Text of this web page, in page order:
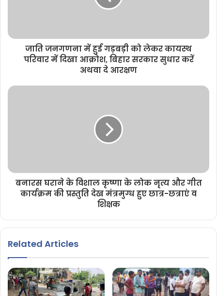
जाति जनगणना में हुई गड़बड़ी को लेकर कायस्थ
परिवार में दिखा आक्रोश, बिहार सरकार सुधार करें
अथवा दे आरक्षण
बनारस घराने के विशाल कृष्णा के लोक नृत्य और गीत
कार्यक्रम की प्रस्तुति देख मंत्रमुग्ध हुए छात्र-छत्राएं व
शिक्षक
Related Articles